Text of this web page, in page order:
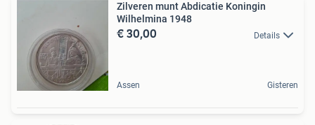
Zilveren munt Abdicatie Koningin
Wilhelmina 1948
€ 30,00 Details
Assen Gisteren